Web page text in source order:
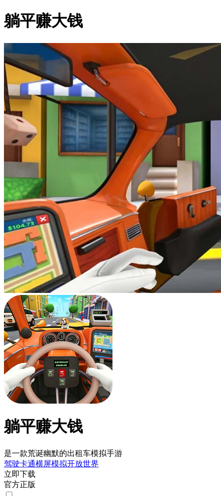
躺平赚大钱
躺平赚大钱
是一款荒诞幽默的出租车模拟手游
驾驶卡通横屏模拟开放世界
立即下载
官方正版